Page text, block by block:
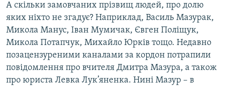
А скільки замовчаних прізвищ людей, про долю
яких ніхто не згадує? Наприклад, Василь Мазурак,
Микола Манус, Іван Мумичак, Євген Поліщук,
Микола Потапчук, Михайло Юрків тощо. Недавно
позацензуреними каналами за кордон потрапили
повідомлення про вчителя Дмитра Мазура, а також
про юриста Левка Лук’яненка. Нині Мазур – в